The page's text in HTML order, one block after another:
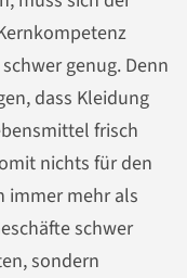
genug. Denn
dass Kleidung
frisch
nichts für den
immer mehr als
schwer
sondern